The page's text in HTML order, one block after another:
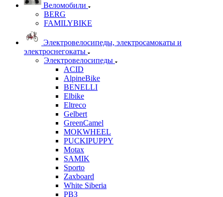
Веломобили
BERG
FAMILYBIKE
Электровелосипеды, электросамокаты и
электроснегокаты
Электровелосипеды
ACID
AlpineBike
BENELLI
Elbike
Eltreco
Gelbert
GreenCamel
MOKWHEEL
PUCKIPUPPY
Motax
SAMIK
Sporto
Zaxboard
White Siberia
РВЗ